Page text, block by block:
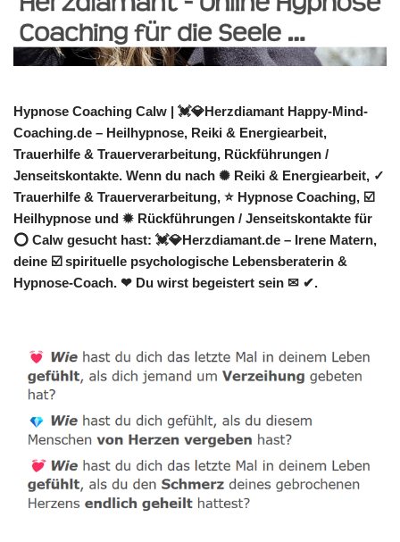
Hypnose Coaching Calw | 💓️💎Herzdiamant Happy-Mind-
Coaching.de – Heilhypnose, Reiki & Energiearbeit,
Trauerhilfe & Trauerverarbeitung, Rückführungen /
Jenseitskontakte. Wenn du nach ✺ Reiki & Energiearbeit, ✓
Trauerhilfe & Trauerverarbeitung, ⭐ Hypnose Coaching, ☑️
Heilhypnose und ✹ Rückführungen / Jenseitskontakte für
⭕ Calw gesucht hast: 💓️💎Herzdiamant.de – Irene Matern,
deine ☑️ spirituelle psychologische Lebensberaterin &
Hypnose-Coach. ❤ Du wirst begeistert sein ✉ ✔.